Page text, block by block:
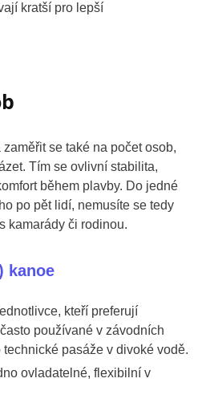
kratší pro lepší
se také na počet osob,
Tím se ovlivní stabilita,
během plavby. Do jedné
po pět lidí, nemusíte se tedy
kamarády či rodinou.
kanoe
kteří preferují
používané v závodních
pasáže v divoké vodě.
ovladatelné, flexibilní v